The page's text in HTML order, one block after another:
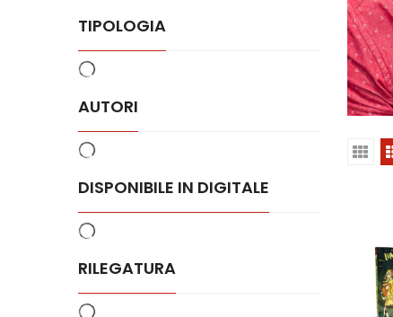
TIPOLOGIA
AUTORI
DISPONIBILE IN DIGITALE
RILEGATURA